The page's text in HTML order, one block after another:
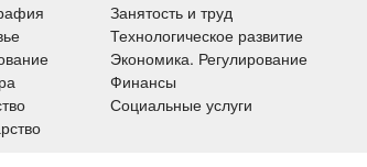
Занятость и труд
Технологическое развитие
Экономика. Регулирование
Финансы
Социальные услуги